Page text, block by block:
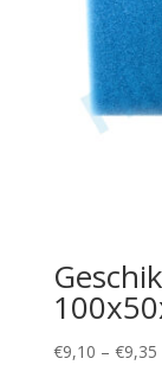
€9,10 – €9,35